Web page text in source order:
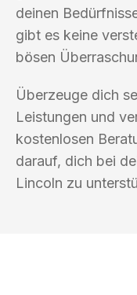
deinen
gibt es keine
bösen
Überzeuge dich
Leistungen und
kostenlosen
darauf, dich bei
Lincoln zu